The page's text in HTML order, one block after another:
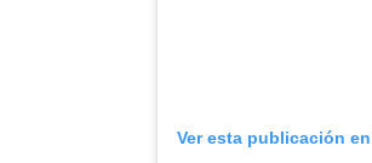
Ver esta publicación